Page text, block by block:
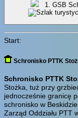
1. GSB
Start:
Schronisko PTTK
Schronisko PTTK
Stożka, tuż przy
jednocześnie granicę
schronisko w
Zarząd Oddziału PTT